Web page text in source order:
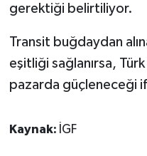
gerektiği belirtiliyor.
Transit buğdaydan
eşitliği sağlanırsa,
pazarda güçleneceği
Kaynak: İGF